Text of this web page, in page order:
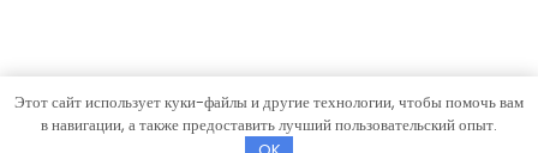
Copyright © 2026Финансовая логикаТема Hourly News от
Этот сайт использует куки-файлы и другие технологии, чтобы помочь вам
в навигации, а также предоставить лучший пользовательский опыт.